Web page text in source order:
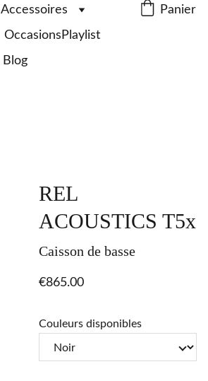
Accessoires
Occasions Playlist
Blog
Panier
REL
ACOUSTICS T5x
Caisson de basse
€865.00
Couleurs disponibles